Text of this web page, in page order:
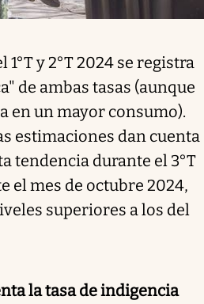
y 2°T 2024 se registra
de ambas tasas (aunque
en un mayor consumo).
estimaciones dan cuenta
tendencia durante el 3°T
el mes de octubre 2024,
superiores a los del
la tasa de indigencia